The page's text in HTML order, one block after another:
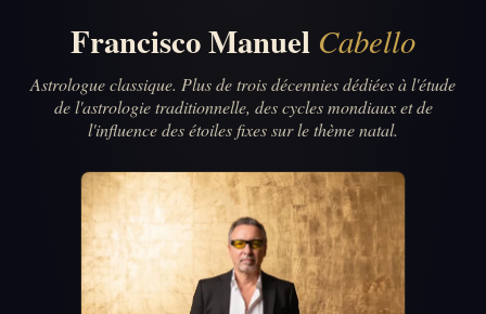
Francisco Manuel Cabello
Astrologue classique. Plus de trois décennies dédiées à l'étude
de l'astrologie traditionnelle, des cycles mondiaux et de
l'influence des étoiles fixes sur le thème natal.